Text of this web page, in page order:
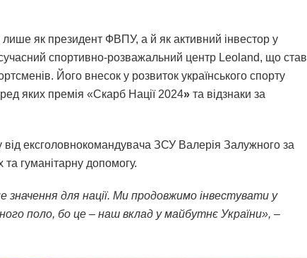
лише як президент ФВПУ, а й як активний інвестор у
сучасний спортивно-розважальний центр Leoland, що став
Його внесок у розвиток українського спорту
яких премія «Скарб Нації 2024» та відзнаки за
ексголовнокомандувача ЗСУ Валерія Залужного за
та гуманітарну допомогу.
значення для нації. Ми продовжимо інвестувати у
поло, бо це – наш вклад у майбутнє України», –